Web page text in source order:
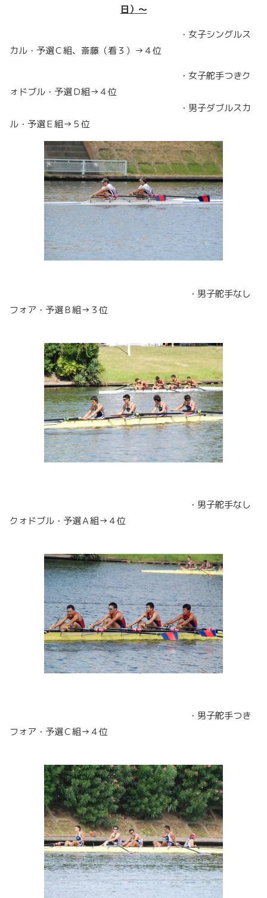
日）～
・女子シングルス
カル・予選Ｃ組、斎藤（看３）→４位
・女子舵手つきク
ォドブル・予選Ｄ組→４位
・男子ダブルスカ
ル・予選Ｅ組→５位
・男子舵手なし
フォア・予選Ｂ組→３位
・男子舵手なし
クォドブル・予選Ａ組→４位
・男子舵手つき
フォア・予選Ｃ組→４位